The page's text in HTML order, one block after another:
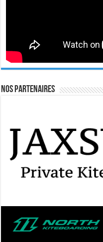
Nos Partenaires